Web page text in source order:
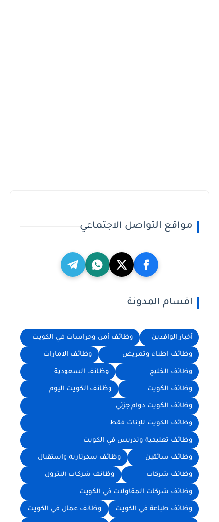
مواقع التواصل الاجتماعي
اقسام المدونة
أخبار الوافدين وظائف أمن وحراسات في الكويت
وظائف اطباء وتمريض وظائف الامارات
وظائف الخليج وظائف السعودية
وظائف الكويت وظائف الكويت اليوم
وظائف الكويت دوام جزئي
وظائف الكويت للإناث فقط
وظائف تعليمية وتدريس في الكويت
وظائف سائقين وظائف سكرتارية واستقبال
وظائف شركات وظائف شركات البترول
وظائف شركات المقاولات في الكويت
وظائف طباعة في الكويت وظائف عمال في الكويت